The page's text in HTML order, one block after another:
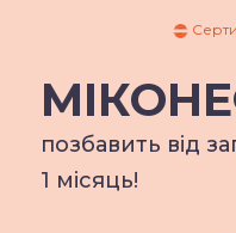
позбавить від
1 місяць!